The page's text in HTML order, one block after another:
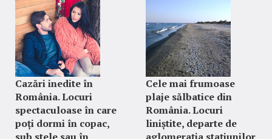
Cazări inedite în
România. Locuri
spectaculoase în care
poți dormi în copac,
Cele mai frumoase
plaje sălbatice din
România. Locuri
liniștite, departe de